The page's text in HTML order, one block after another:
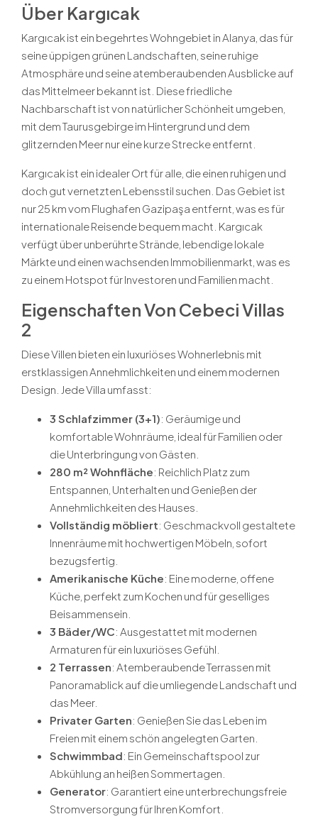
Über Kargıcak
Kargıcak ist ein begehrtes Wohngebiet in Alanya, das für
seine üppigen grünen Landschaften, seine ruhige
Atmosphäre und seine atemberaubenden Ausblicke auf
das Mittelmeer bekannt ist. Diese friedliche
Nachbarschaft ist von natürlicher Schönheit umgeben,
mit dem Taurusgebirge im Hintergrund und dem
glitzernden Meer nur eine kurze Strecke entfernt.
Kargıcak ist ein idealer Ort für alle, die einen ruhigen und
doch gut vernetzten Lebensstil suchen. Das Gebiet ist
nur 25 km vom Flughafen Gazipaşa entfernt, was es für
internationale Reisende bequem macht. Kargıcak
verfügt über unberührte Strände, lebendige lokale
Märkte und einen wachsenden Immobilienmarkt, was es
zu einem Hotspot für Investoren und Familien macht.
Eigenschaften Von Cebeci Villas
2
Diese Villen bieten ein luxuriöses Wohnerlebnis mit
erstklassigen Annehmlichkeiten und einem modernen
Design. Jede Villa umfasst:
3 Schlafzimmer (3+1): Geräumige und
komfortable Wohnräume, ideal für Familien oder
die Unterbringung von Gästen.
280 m² Wohnfläche: Reichlich Platz zum
Entspannen, Unterhalten und Genießen der
Annehmlichkeiten des Hauses.
Vollständig möbliert: Geschmackvoll gestaltete
Innenräume mit hochwertigen Möbeln, sofort
bezugsfertig.
Amerikanische Küche: Eine moderne, offene
Küche, perfekt zum Kochen und für geselliges
Beisammensein.
3 Bäder/WC: Ausgestattet mit modernen
Armaturen für ein luxuriöses Gefühl.
2 Terrassen: Atemberaubende Terrassen mit
Panoramablick auf die umliegende Landschaft und
das Meer.
Privater Garten: Genießen Sie das Leben im
Freien mit einem schön angelegten Garten.
Schwimmbad: Ein Gemeinschaftspool zur
Abkühlung an heißen Sommertagen.
Generator: Garantiert eine unterbrechungsfreie
Stromversorgung für Ihren Komfort.